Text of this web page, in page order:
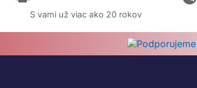
S vami už viac ako 20 rokov